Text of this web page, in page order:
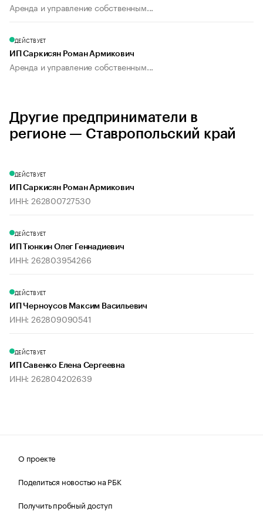
Аренда и управление собственным...
ДЕЙСТВУЕТ
ИП Саркисян Роман Армикович
Аренда и управление собственным...
Другие предприниматели в
регионе — Ставропольский край
ДЕЙСТВУЕТ
ИП Саркисян Роман Армикович
ИНН: 262800727530
ДЕЙСТВУЕТ
ИП Тюнкин Олег Геннадиевич
ИНН: 262803954266
ДЕЙСТВУЕТ
ИП Черноусов Максим Васильевич
ИНН: 262809090541
ДЕЙСТВУЕТ
ИП Савенко Елена Сергеевна
ИНН: 262804202639
О проекте
Поделиться новостью на РБК
Получить пробный доступ